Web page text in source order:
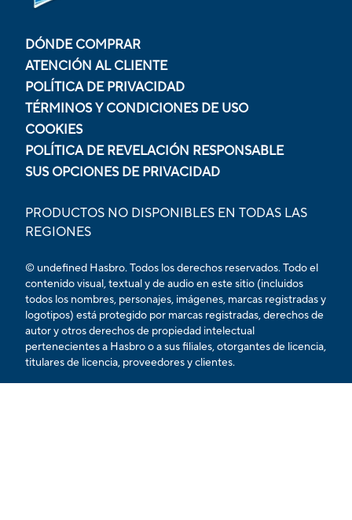
DÓNDE COMPRAR
ATENCIÓN AL CLIENTE
POLÍTICA DE PRIVACIDAD
TÉRMINOS Y CONDICIONES DE USO
COOKIES
POLÍTICA DE REVELACIÓN RESPONSABLE
SUS OPCIONES DE PRIVACIDAD
PRODUCTOS NO DISPONIBLES EN TODAS LAS
REGIONES
© undefined Hasbro. Todos los derechos reservados. Todo el
contenido visual, textual y de audio en este sitio (incluidos
todos los nombres, personajes, imágenes, marcas registradas y
logotipos) está protegido por marcas registradas, derechos de
autor y otros derechos de propiedad intelectual
pertenecientes a Hasbro o a sus filiales, otorgantes de licencia,
titulares de licencia, proveedores y clientes.